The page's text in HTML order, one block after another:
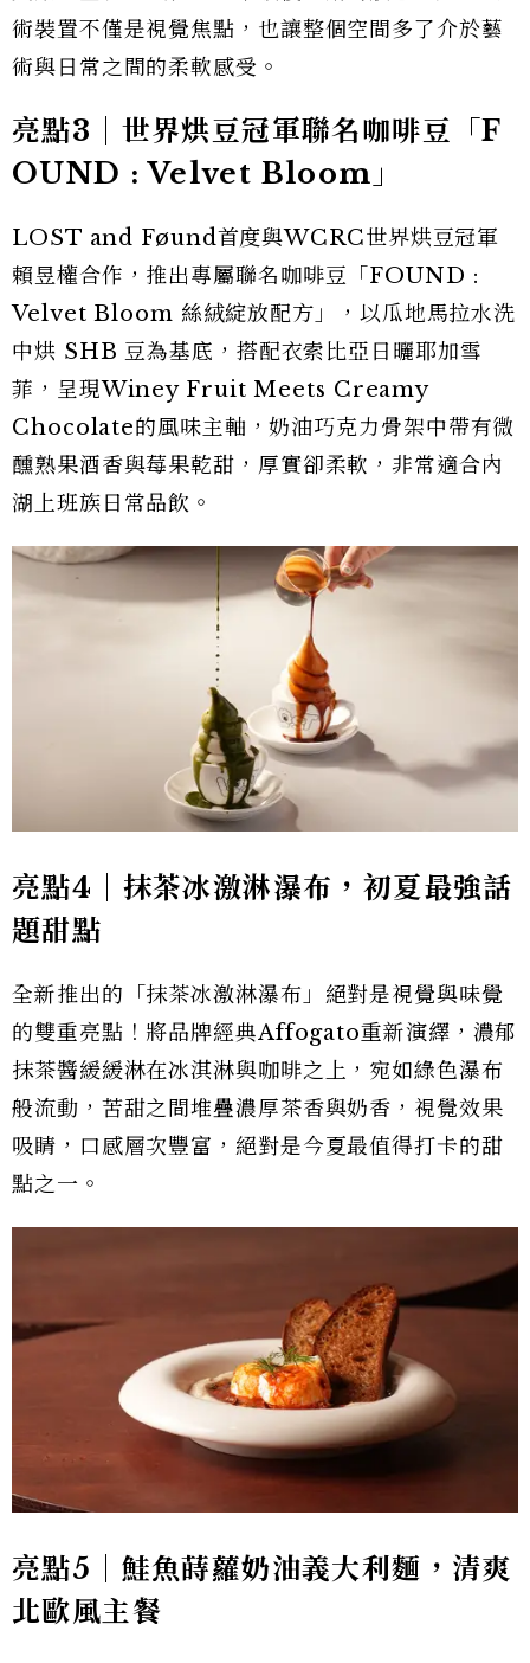
術裝置不僅是視覺焦點，也讓整個空間多了介於藝
術與日常之間的柔軟感受。
亮點3｜世界烘豆冠軍聯名咖啡豆「F
OUND : Velvet Bloom」
LOST and Føund首度與WCRC世界烘豆冠軍
賴昱權合作，推出專屬聯名咖啡豆「FOUND :
Velvet Bloom 絲絨綻放配方」，以瓜地馬拉水洗
中烘 SHB 豆為基底，搭配衣索比亞日曬耶加雪
菲，呈現Winey Fruit Meets Creamy
Chocolate的風味主軸，奶油巧克力骨架中帶有微
醺熟果酒香與莓果乾甜，厚實卻柔軟，非常適合內
湖上班族日常品飲。
亮點4｜抹茶冰激淋瀑布，初夏最強話
題甜點
全新推出的「抹茶冰激淋瀑布」絕對是視覺與味覺
的雙重亮點！將品牌經典Affogato重新演繹，濃郁
抹茶醬緩緩淋在冰淇淋與咖啡之上，宛如綠色瀑布
般流動，苦甜之間堆疊濃厚茶香與奶香，視覺效果
吸睛，口感層次豐富，絕對是今夏最值得打卡的甜
點之一。
亮點5｜鮭魚蒔蘿奶油義大利麵，清爽
北歐風主餐